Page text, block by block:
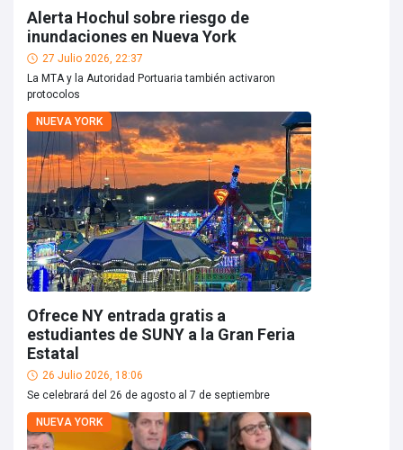
Alerta Hochul sobre riesgo de
inundaciones en Nueva York
27 Julio 2026, 22:37
La MTA y la Autoridad Portuaria también activaron
protocolos
NUEVA YORK
Ofrece NY entrada gratis a
estudiantes de SUNY a la Gran Feria
Estatal
26 Julio 2026, 18:06
Se celebrará del 26 de agosto al 7 de septiembre
NUEVA YORK